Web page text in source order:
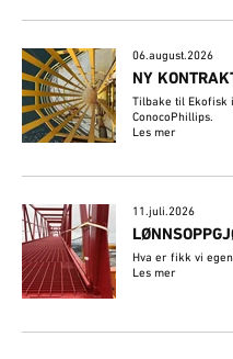
06.august.2026
NY
Tilbake til Ekofisk
ConocoPhillips.
Les mer
11.juli.2026
Hva er fikk vi
Les mer